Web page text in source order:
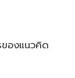
องแนวคิด